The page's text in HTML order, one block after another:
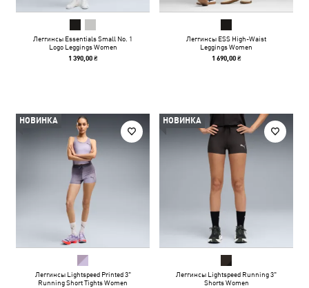
Леггинсы Essentials Small No. 1
Logo Leggings Women
1 390,00 ₴
Леггинсы ESS High-Waist
Leggings Women
1 690,00 ₴
НОВИНКА
Леггинсы Lightspeed Printed 3"
Running Short Tights Women
НОВИНКА
Леггинсы Lightspeed Running 3"
Shorts Women